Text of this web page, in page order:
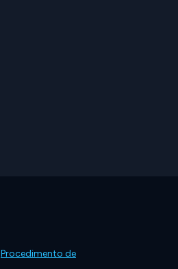
Procedimento de